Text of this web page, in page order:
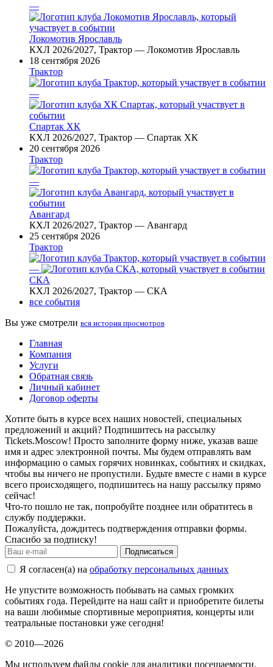
—
Локомотив Ярославль
КХЛ 2026/2027, Трактор — Локомотив Ярославль
18 сентября 2026
Трактор
—
Спартак ХК
КХЛ 2026/2027, Трактор — Спартак ХК
20 сентября 2026
Трактор
—
Авангард
КХЛ 2026/2027, Трактор — Авангард
25 сентября 2026
Трактор
—
СКА
КХЛ 2026/2027, Трактор — СКА
все события
Вы уже смотрели вся история просмотров
Главная
Компания
Услуги
Обратная связь
Личный кабинет
Договор оферты
Хотите быть в курсе всех наших новостей, специальных
предложений и акций? Подпишитесь на рассылку
Tickets.Moscow! Просто заполните форму ниже, указав ваше
имя и адрес электронной почты. Мы будем отправлять вам
информацию о самых горячих новинках, событиях и скидках,
чтобы вы ничего не пропустили. Будьте вместе с нами в курсе
всего происходящего, подпишитесь на нашу рассылку прямо
сейчас!
Что-то пошло не так, попробуйте позднее или обратитесь в
службу поддержки.
Пожалуйста, дождитесь подтверждения отправки формы.
Спасибо за подписку!
Подписаться
Я согласен(а) на обработку персональных данных
Не упустите возможность побывать на самых громких
событиях года. Перейдите на наш сайт и приобретите билеты
на ваши любимые спортивные мероприятия, концерты или
театральные постановки уже сегодня!
© 2010—2026
Мы используем файлы cookie для аналитики посещаемости.